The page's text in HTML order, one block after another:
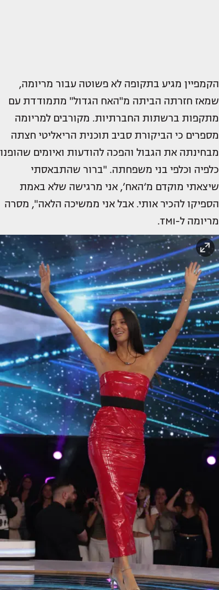
הקמפיין מגיע בתקופה לא פשוטה עבור מריומה,
שמאז חזרתה הביתה מ"האח הגדול" מתמודדת עם
מתקפות ברשתות החברתיות. מקורבים למריומה
מספרים כי הביקורת סביב תוכנית הריאליטי חצתה
מבחינתה את הגבול והפכה להודעות ואיומים שהופנו
כלפיה וכלפי בני משפחתה. "ברור שהתבאסתי
שיצאתי מוקדם מ‘האח’, אני מרגישה שלא באמת
הספיקו להכיר אותי. אבל אני ממשיכה הלאה", מסרה
מריומה ל-TMI.